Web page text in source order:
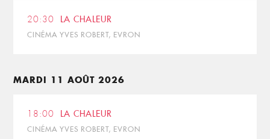
20:30 LA CHALEUR
CINÉMA YVES ROBERT, EVRON
MARDI 11 AOÛT 2026
18:00 LA CHALEUR
CINÉMA YVES ROBERT, EVRON